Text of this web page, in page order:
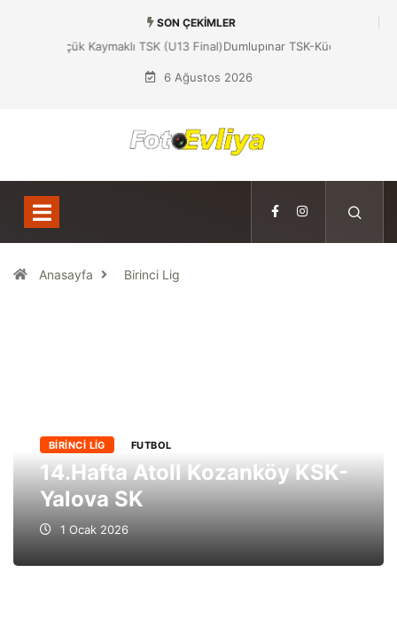
SON ÇEKIMLER
Dumlupınar TSK-Küçük Kaymaklı TSK (U13 Final)
6 Ağustos 2026
Anasayfa Birinci Lig
BIRINCI LIG FUTBOL
14.Hafta Atoll Kozanköy KSK-
Yalova SK
1 Ocak 2026